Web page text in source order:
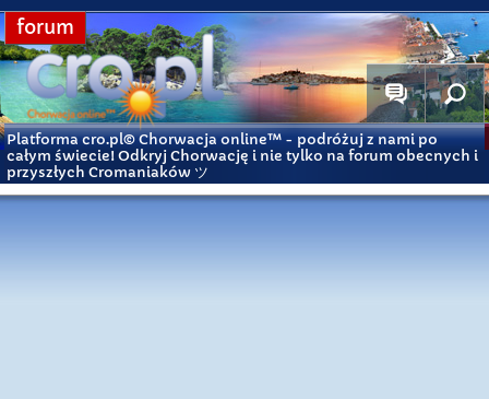
forum
Platforma cro.pl© Chorwacja online™ - podróżuj z nami po
całym świecie! Odkryj Chorwację i nie tylko na forum obecnych i
przyszłych Cromaniaków ツ